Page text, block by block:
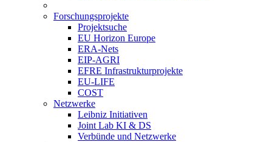
Forschungsprojekte
Projektsuche
EU Horizon Europe
ERA-Nets
EIP-AGRI
EFRE Infrastrukturprojekte
EU-LIFE
COST
Netzwerke
Leibniz Initiativen
Joint Lab KI & DS
Verbünde und Netzwerke